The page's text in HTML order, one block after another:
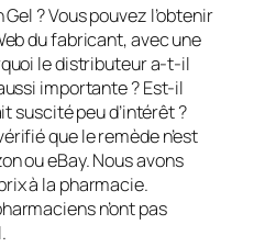
? Vous pouvez l’obtenir
du fabricant, avec une
le distributeur a-t-il
importante ? Est-il
suscité peu d’intérêt ?
que le remède n’est
ou eBay. Nous avons
à la pharmacie.
n’ont pas